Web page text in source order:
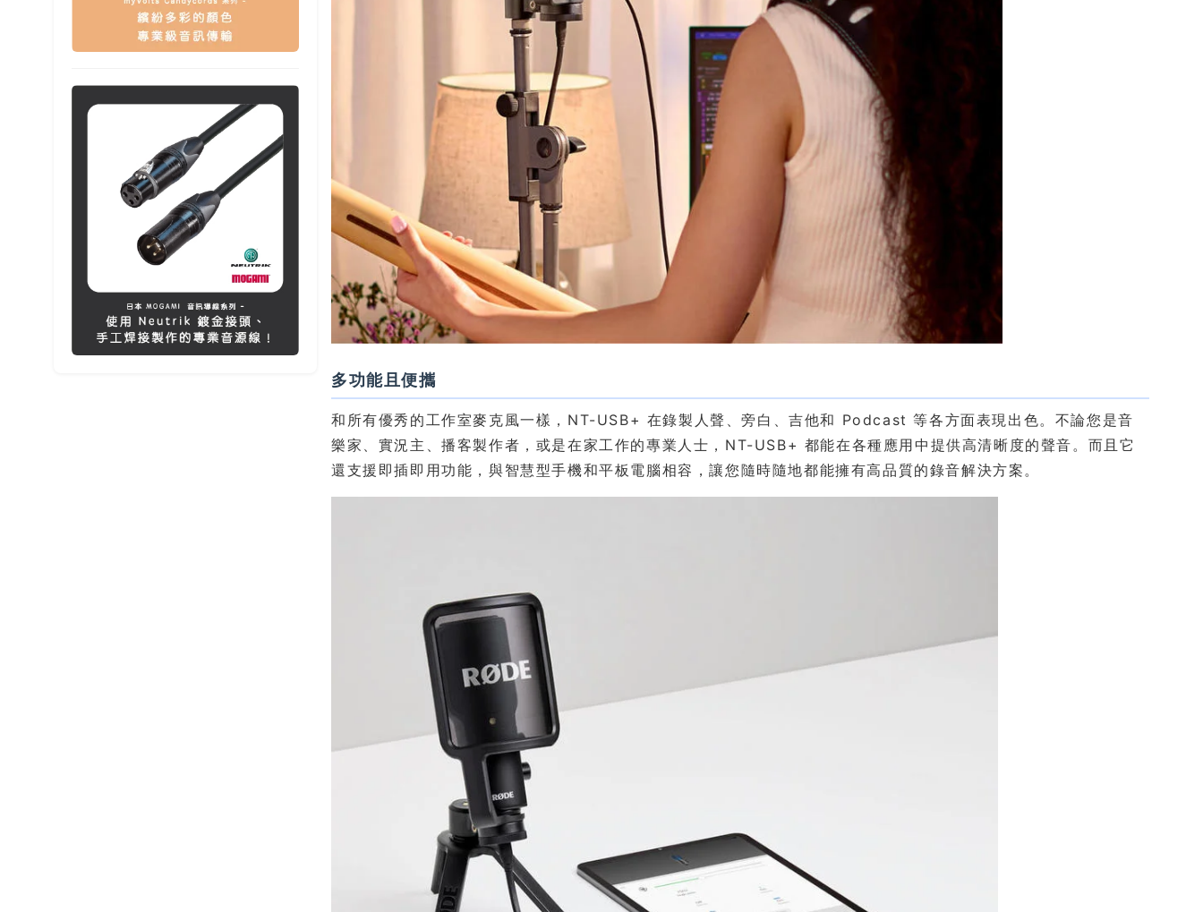
多功能且便攜
和所有優秀的工作室麥克風一樣，NT-USB+ 在錄製人聲、旁白、吉他和 Podcast 等各方面表現出色。不論您是音
樂家、實況主、播客製作者，或是在家工作的專業人士，NT-USB+ 都能在各種應用中提供高清晰度的聲音。而且它
還支援即插即用功能，與智慧型手機和平板電腦相容，讓您隨時隨地都能擁有高品質的錄音解決方案。